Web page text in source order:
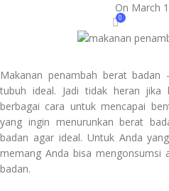
On March
0
Makanan penambah berat
tubuh ideal. Jadi tidak heran jika
berbagai cara untuk mencapai
yang ingin menurunkan berat
badan agar ideal. Untuk Anda
memang Anda bisa mengonsumsi
badan.